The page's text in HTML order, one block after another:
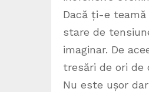
Dacă ți-e
stare de
imaginar. De
tresări de ori de
Nu este ușor